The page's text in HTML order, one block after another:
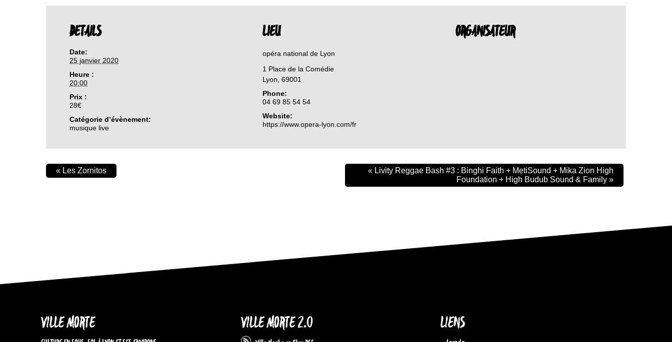
DETAILS
Date:
25 janvier 2020
Heure :
20:00
Prix :
28€
Catégorie d’évènement:
musique live
LIEU
opéra national de Lyon
1 Place de la Comédie
Lyon 69001
Phone:
04 69 85 54 54
Website:
https://www.opera-lyon.com/fr
ORGANISATEUR
« Les Zornitos
« Livity Reggae Bash #3 : Binghi Faith + MetiSound + Mika Zion High
Foundation + High Budub Sound & Family »
VILLE MORTE VILLE MORTE 2.0 LIENS